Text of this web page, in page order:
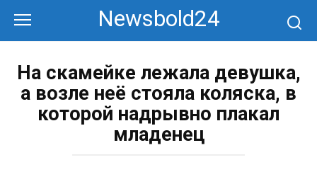
контенту
Newsbold24
На скамейке лежала девушка,
а возле неё стояла коляска, в
которой надрывно плакал
младенец